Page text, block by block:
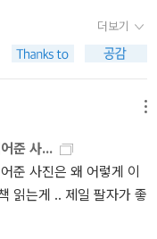
을 주장한다. 문제는 어
에서 나온다고 생각한
치에 있어서 시간을 거부
로는 그의 정치적인 영
에서 좀 더 일찍 욕먹지
있었다. 맹자에서 측은
의 곁에서 내가 외면하지
있다. 아프리카 시에라
두가 소중한 일이다. 유
벗고 자신이 가장 즐거워
만한 일상을, 품위 있는
연대하여 진보의 가치
놀고 일하고 사랑하
민은 이제 자유인이 되
는 말_1. 이 책의 출간
발췌하여 마치 유시민
기독교인이 쓴 것으로 보
비판한 부분이 부각되는
론>이다. 자유에 대한 책
지만 한국에서 그 의지
. 내 자신만이 아니라 타
하면 그다지 기분이 좋
못한 허울 명제이다. 우리
않다.
결하나 그는 다시 말을
고 볼 수 없다. 하지만
에 대해 반박하고 생명
노숙자나 독거노인,
좀 강하게 느껴질 수도 있
가 인정해 주는 것이기
성찰도 친근하게 다가온
니, 자유인으로서 많은
해 주면 좋겠다는 생각이
생'을 살아가기로 하면
고, 독자들에게도 관심
.
여금 동의하게 하기 위해
중요하다. 그러나 유 전
관계에는 마이너스 요
은 유 전 의원을 가리켜
는 재주는 어디서 배웠
정계에서는 ‘상남자’(?)
군가'는 바로 중요한 상
황 앞에서 분노할 줄 아
익만을 대변해 왔다.•
는 선거 부정 의혹 앞에
대한 아주 개인적인 생
비평: 이 책은 국가 수반
헌법적 절차에 근거하
비평에 의존하고 있다.•
에서 권력자를 침팬지
사용하는 것은 정당한
이었다. 그의 책을 직접
거나 아주 일부는 도서
기 이전에 직접 서점에
설명이 된다. 이번에 나
가가 나보다 훨씬 대단
어 무척 좋았다. 나 역시
이젠 인문학 책보다 과
을 것이 많다는 생각을
학문이 있다면 그것의
더보기
준 사...
준 사진은 왜 어렇게 이
읽는게 .. 제일 팔자가 좋